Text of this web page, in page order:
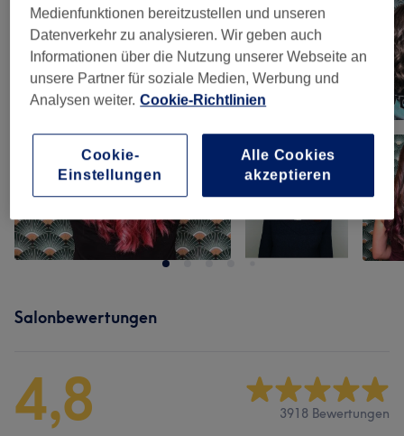
Salonbewertungen
4,8 3918 Bewertungen
Medienfunktionen bereitzustellen und unseren
Datenverkehr zu analysieren. Wir geben auch
Informationen über die Nutzung unserer Webseite an
unsere Partner für soziale Medien, Werbung und
Analysen weiter. Cookie-Richtlinien
Cookie-
Einstellungen
Alle Cookies
akzeptieren